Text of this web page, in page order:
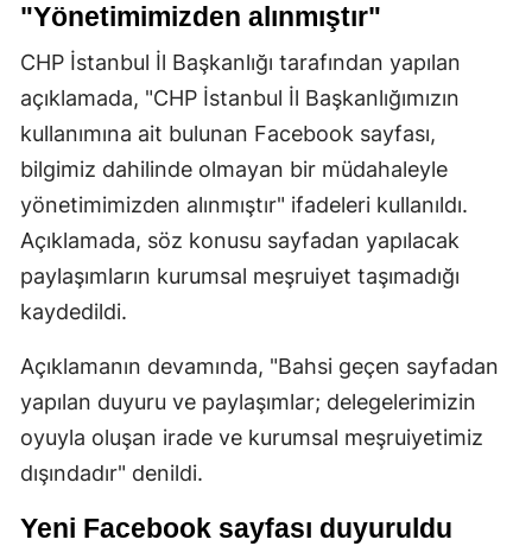
"Yönetimimizden alınmıştır"
CHP İstanbul İl Başkanlığı tarafından yapılan
açıklamada, "CHP İstanbul İl Başkanlığımızın
kullanımına ait bulunan Facebook sayfası,
bilgimiz dahilinde olmayan bir müdahaleyle
yönetimimizden alınmıştır" ifadeleri kullanıldı.
Açıklamada, söz konusu sayfadan yapılacak
paylaşımların kurumsal meşruiyet taşımadığı
kaydedildi.
Açıklamanın devamında, "Bahsi geçen sayfadan
yapılan duyuru ve paylaşımlar; delegelerimizin
oyuyla oluşan irade ve kurumsal meşruiyetimiz
dışındadır" denildi.
Yeni Facebook sayfası duyuruldu